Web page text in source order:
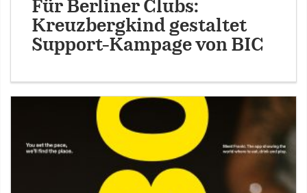
Für Berliner Clubs:
Kreuzbergkind gestaltet
Support-Kampage von BIC